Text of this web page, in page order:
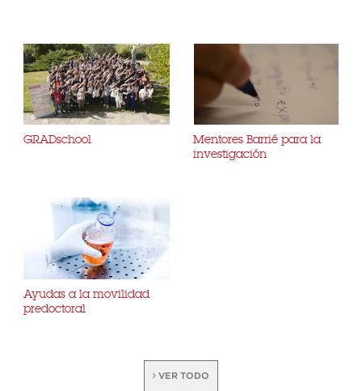
GRADschool
Mentores Barrié para la
investigación
Ayudas a la movilidad
predoctoral
VER TODO